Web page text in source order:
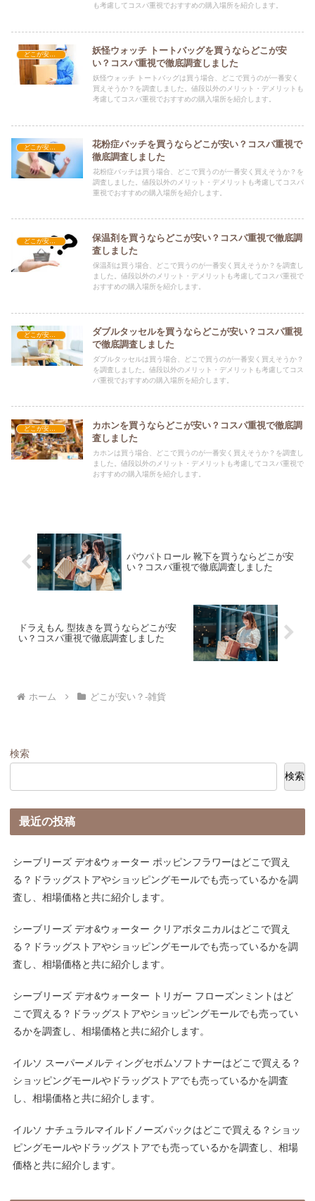
も考慮してコスパ重視でおすすめの購入場所を紹介します。
妖怪ウォッチ トートバッグを買うならどこが安
い？コスパ重視で徹底調査しました
妖怪ウォッチ トートバッグは買う場合、どこで買うのが一番安く
買えそうか？を調査しました。値段以外のメリット・デメリットも
考慮してコスパ重視でおすすめの購入場所を紹介します。
どこが安い？-雑貨
花粉症バッチを買うならどこが安い？コスパ重視で
徹底調査しました
花粉症バッチは買う場合、どこで買うのが一番安く買えそうか？を
調査しました。値段以外のメリット・デメリットも考慮してコスパ
重視でおすすめの購入場所を紹介します。
どこが安い？-雑貨
保温剤を買うならどこが安い？コスパ重視で徹底調
査しました
保温剤は買う場合、どこで買うのが一番安く買えそうか？を調査し
ました。値段以外のメリット・デメリットも考慮してコスパ重視で
おすすめの購入場所を紹介します。
どこが安い？-雑貨
ダブルタッセルを買うならどこが安い？コスパ重視
で徹底調査しました
ダブルタッセルは買う場合、どこで買うのが一番安く買えそうか？
を調査しました。値段以外のメリット・デメリットも考慮してコス
パ重視でおすすめの購入場所を紹介します。
どこが安い？-雑貨
カホンを買うならどこが安い？コスパ重視で徹底調
査しました
カホンは買う場合、どこで買うのが一番安く買えそうか？を調査し
ました。値段以外のメリット・デメリットも考慮してコスパ重視で
おすすめの購入場所を紹介します。
パウパトロール 靴下を買うならどこが安
い？コスパ重視で徹底調査しました
ドラえもん 型抜きを買うならどこが安
い？コスパ重視で徹底調査しました
ホーム どこが安い？-雑貨
検索
検索
最近の投稿
シーブリーズ デオ&ウォーター ポッピンフラワーはどこで買え
る？ドラッグストアやショッピングモールでも売っているかを調
査し、相場価格と共に紹介します。
シーブリーズ デオ&ウォーター クリアボタニカルはどこで買え
る？ドラッグストアやショッピングモールでも売っているかを調
査し、相場価格と共に紹介します。
シーブリーズ デオ&ウォーター トリガー フローズンミントはど
こで買える？ドラッグストアやショッピングモールでも売ってい
るかを調査し、相場価格と共に紹介します。
イルソ スーパーメルティングセボムソフトナーはどこで買える？
ショッピングモールやドラッグストアでも売っているかを調査
し、相場価格と共に紹介します。
イルソ ナチュラルマイルドノーズパックはどこで買える？ショッ
ピングモールやドラッグストアでも売っているかを調査し、相場
価格と共に紹介します。